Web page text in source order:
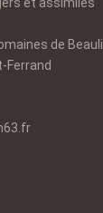
de
Ferrand